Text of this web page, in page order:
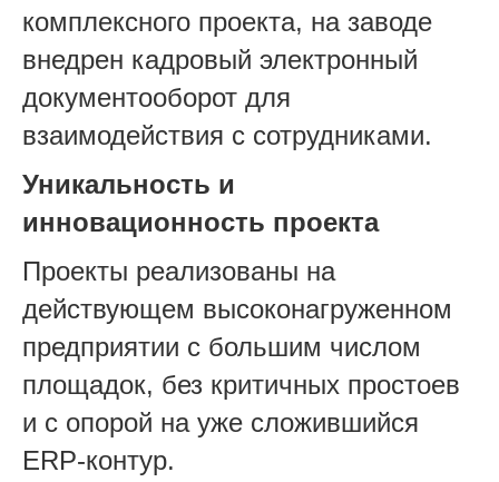
комплексного проекта, на заводе
внедрен кадровый электронный
документооборот для
взаимодействия с сотрудниками.
Уникальность и
инновационность проекта
Проекты реализованы на
действующем высоконагруженном
предприятии с большим числом
площадок, без критичных простоев
и с опорой на уже сложившийся
ERP‑контур.